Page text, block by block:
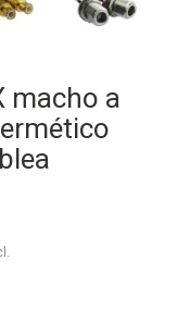
macho a